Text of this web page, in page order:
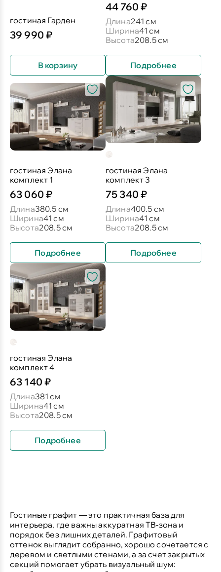
гостиная Гарден
39 990 ₽
В корзину
44 760 ₽
Длина241 см
Ширина41 см
Высота208.5 см
Подробнее
гостиная Элана
комплект 1
63 060 ₽
Длина380.5 см
Ширина41 см
Высота208.5 см
Подробнее
гостиная Элана
комплект 3
75 340 ₽
Длина400.5 см
Ширина41 см
Высота208.5 см
Подробнее
гостиная Элана
комплект 4
63 140 ₽
Длина381 см
Ширина41 см
Высота208.5 см
Подробнее
Гостиные графит — это практичная база для
интерьера, где важны аккуратная ТВ-зона и
порядок без лишних деталей. Графитовый
оттенок выглядит собранно, хорошо сочетается с
деревом и светлыми стенами, а за счет закрытых
секций помогает убрать визуальный шум: